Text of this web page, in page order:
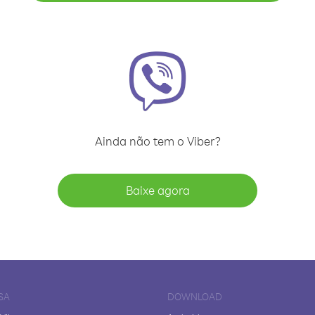
Ainda não tem o Viber?
Baixe agora
DOWNLOAD